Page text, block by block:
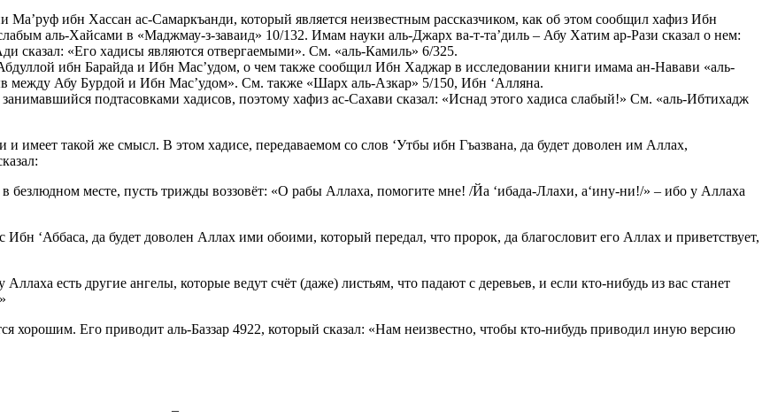
ибн Хассан ас-Самаркъанди, который является неизвестным рассказчиком, как об этом сообщил хафиз Ибн
аль-Хайсами в «Маджмау-з-заваид» 10/132. Имам науки аль-Джарх ва-т-та’диль – Абу Хатим ар-Рази сказал о нем:
сказал: «Его хадисы являются отвергаемыми». См. «аль-Камиль» 6/325.
ибн Барайда и Ибн Мас’удом, о чем также сообщил Ибн Хаджар в исследовании книги имама ан-Навави «аль-
между Абу Бурдой и Ибн Мас’удом». См. также «Шарх аль-Азкар» 5/150, Ибн ‘Алляна.
подтасовками хадисов, поэтому хафиз ас-Сахави сказал: «Иснад этого хадиса слабый!» См. «аль-Ибтихадж
имеет такой же смысл. В этом хадисе, передаваемом со слов ‘Утбы ибн Гъазвана, да будет доволен им Аллах,
безлюдном месте, пусть трижды воззовёт: «О рабы Аллаха, помогите мне! /Йа ‘ибада-Ллахи, а‘ину-ни!/» – ибо у Аллаха
‘Аббаса, да будет доволен Аллах ими обоими, который передал, что пророк, да благословит его Аллах и приветствует,
есть другие ангелы, которые ведут счёт (даже) листьям, что падают с деревьев, и если кто-нибудь из вас станет
хорошим. Его приводит аль-Баззар 4922, который сказал: «Нам неизвестно, чтобы кто-нибудь приводил иную версию